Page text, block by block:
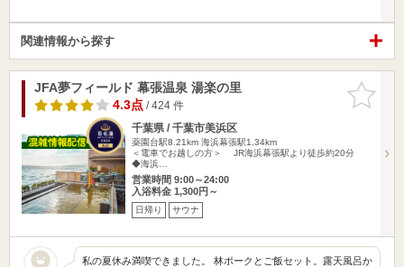
関連情報から探す
お気に入
りに追加
JFA夢フィールド 幕張温泉 湯楽の里
4.3点/ 424 件
千葉県 / 千葉市美浜区
薬園台駅8.21km 海浜幕張駅1.34km
＜電車でお越しの方＞ JR海浜幕張駅より徒歩約20分
◆海浜…
営業時間 9:00～24:00
入浴料金 1,300円～
日帰り サウナ
私の夏休み満喫できました。 林ポークとご飯セット。露天風呂か